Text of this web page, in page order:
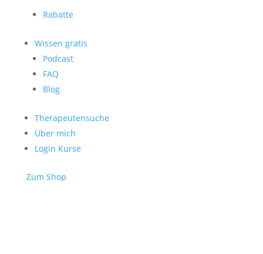
Rabatte
Wissen gratis
Podcast
FAQ
Blog
Therapeutensuche
Über mich
Login Kurse
Zum Shop